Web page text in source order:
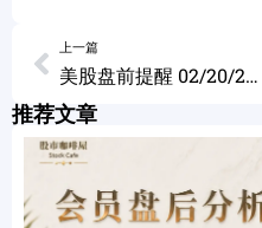
上一篇
美股盘前提醒 02/20/2024
推荐文章